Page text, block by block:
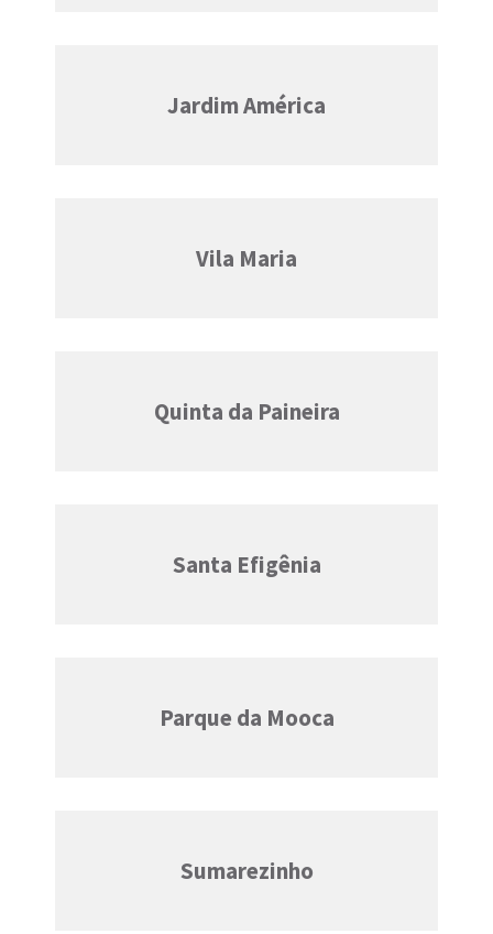
Jardim América
Vila Maria
Quinta da Paineira
Santa Efigênia
Parque da Mooca
Sumarezinho